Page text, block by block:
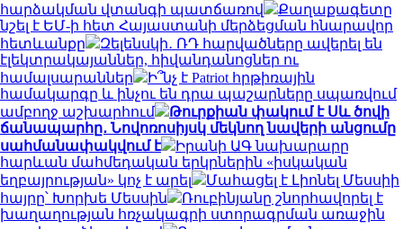
հարձակման վտանգի պատճառով
Քաղաքագետը
նշել է ԵՄ-ի հետ Հայաստանի մերձեցման հնարավոր
հետևանքը
Զելենսկի․ ՌԴ հարվածները ավերել են
էլեկտրակայաններ, հիվանդանոցներ ու
համալսարաններ
Ի՞նչ է Patriot հրթիռային
համակարգը և ինչու են դրա պաշարները սպառվում
ամբողջ աշխարհում
Թուրքիան փակում է Սև ծովի
ճանապարհը․ Նովոռոսիյսկ մեկնող նավերի անցումը
սահմանափակվում է
Իրանի ԱԳ նախարարը
հարևան մահմեդական երկրներին «իսկական
եղբայրության» կոչ է արել
Մահացել է Լիոնել Մեսսիի
հայրը՝ Խորխե Մեսսին
Ռուբինյանը շնորհավորել է
խաղաղության հռչակագրի ստորագրման առաջին